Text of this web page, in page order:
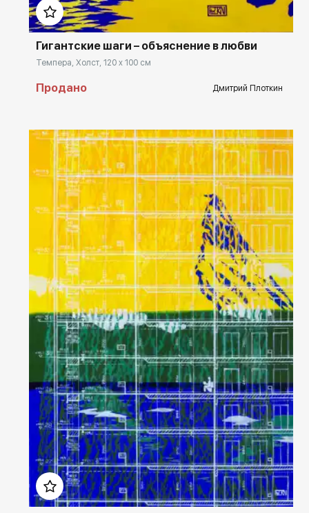
Гигантские шаги – объяснение в любви
Темпера, Холст, 120 x 100 см
Продано Дмитрий Плоткин
Домен: rakovgallery.ru